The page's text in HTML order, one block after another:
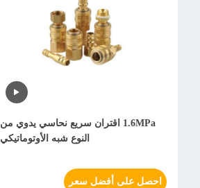
1.6MPa اقتران سريع نحاسي يدوي من
النوع شبه الأوتوماتيكي
احصل على أفضل سعر